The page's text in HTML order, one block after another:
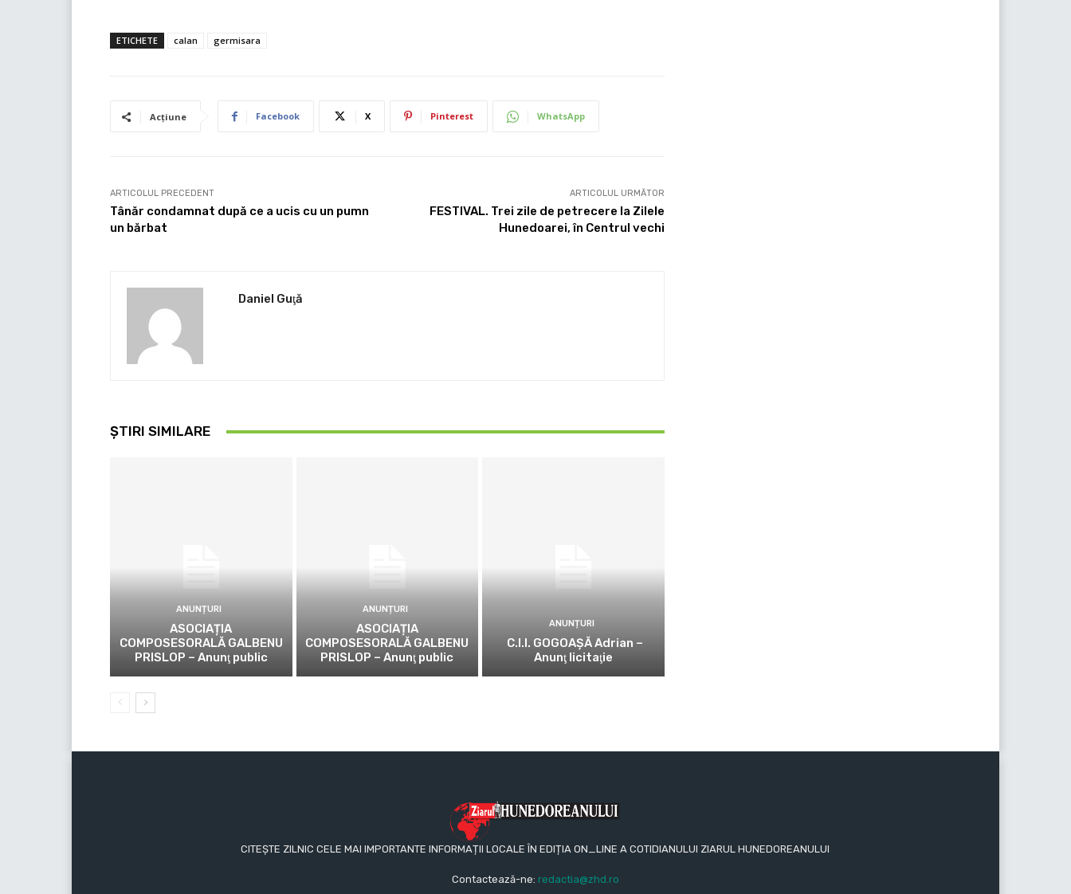
ETICHETE calan germisara
Acțiune Facebook X Pinterest WhatsApp
ARTICOLUL PRECEDENT
Tânăr condamnat după ce a ucis cu un pumn
un bărbat
ARTICOLUL URMĂTOR
FESTIVAL. Trei zile de petrecere la Zilele
Hunedoarei, în Centrul vechi
Daniel Guţă
ȘTIRI SIMILARE
ANUNȚURI
ASOCIAȚIA
COMPOSESORALĂ GALBENU
PRISLOP – Anunţ public
ANUNȚURI
ASOCIAȚIA
COMPOSESORALĂ GALBENU
PRISLOP – Anunţ public
ANUNȚURI
C.I.I. GOGOAŞĂ Adrian –
Anunţ licitaţie
CITEȘTE ZILNIC CELE MAI IMPORTANTE INFORMAȚII LOCALE ÎN EDIȚIA ON_LINE A COTIDIANULUI ZIARUL HUNEDOREANULUI
Contactează-ne: redactia@zhd.ro